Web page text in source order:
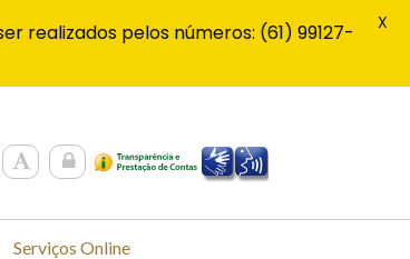
Serviços Online
realizados pelos números: (61) 99127-
X